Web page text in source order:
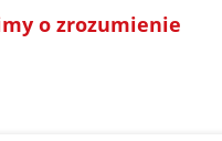
o zrozumienie